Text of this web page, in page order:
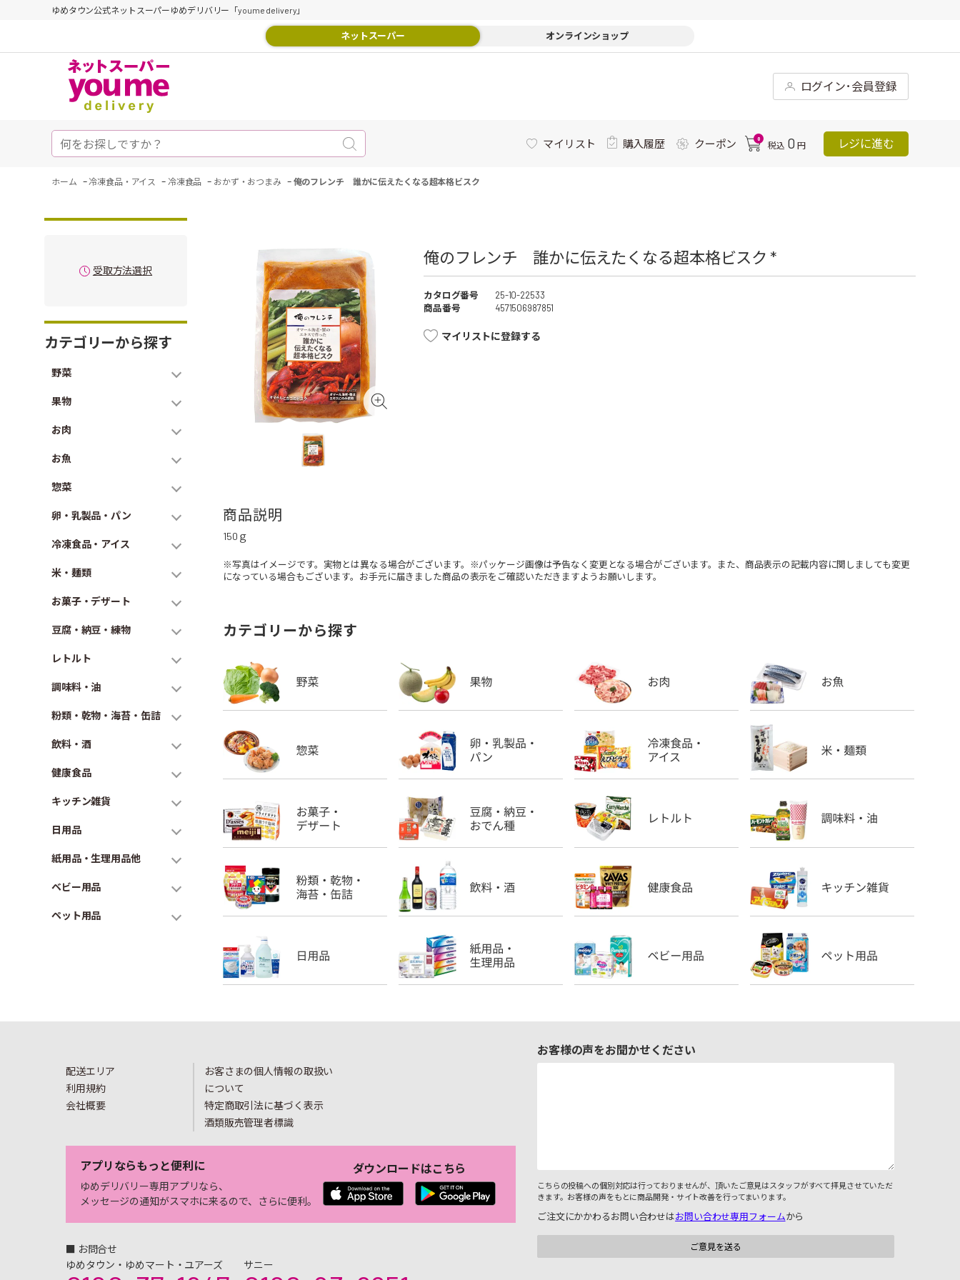
ゆめタウン公式ネットスーパーゆめデリバリー「youme delivery」
ネットスーパー オンラインショップ
ログイン･会員登録
マイリスト 購入履歴 クーポン 0
税込 0 円 レジに進む
ホーム - 冷凍食品・アイス - 冷凍食品 - おかず・おつまみ - 俺のフレンチ 誰かに伝えたくなる超本格ビスク
受取方法選択
カテゴリーから探す
野菜
果物
お肉
お魚
惣菜
卵・乳製品・パン
冷凍食品・アイス
米・麺類
お菓子・デザート
豆腐・納豆・練物
レトルト
調味料・油
粉類・乾物・海苔・缶詰
飲料・酒
健康食品
キッチン雑貨
日用品
紙用品・生理用品他
ベビー用品
ペット用品
俺のフレンチ 誰かに伝えたくなる超本格ビスク *
カタログ番号
25-10-22533
商品番号
4571506987851
マイリストに登録する
商品説明
150ｇ
※写真はイメージです。実物とは異なる場合がございます。※パッケージ画像は予告なく変更となる場合がございます。また、商品表示の記載内容に関しましても変更
になっている場合もございます。お手元に届きました商品の表示をご確認いただきますようお願いします。
カテゴリーから探す
配送エリア
利用規約
会社概要
お客さまの個人情報の取扱い
について
特定商取引法に基づく表示
酒類販売管理者標識
アプリならもっと便利に
ゆめデリバリー専用アプリなら、
メッセージの通知がスマホに来るので、さらに便利。
ダウンロードはこちら
■ お問合せ
ゆめタウン・ゆめマート・ユアーズ
サニー
お客様の声をお聞かせください
こちらの投稿への個別対応は行っておりませんが、頂いたご意見はスタッフがすべて拝見させていただ
きます。お客様の声をもとに商品開発・サイト改善を行ってまいります。
ご注文にかかわるお問い合わせはお問い合わせ専用フォームから